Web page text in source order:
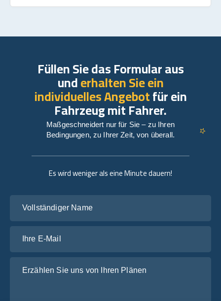
Es wird weniger als eine Minute dauern!
Füllen Sie das Formular aus
underhalten Sie ein
individuelles Angebotfür ein
Fahrzeug mit Fahrer.
Maßgeschneidert nur für Sie – zu Ihren
Bedingungen, zu Ihrer Zeit, von überall.